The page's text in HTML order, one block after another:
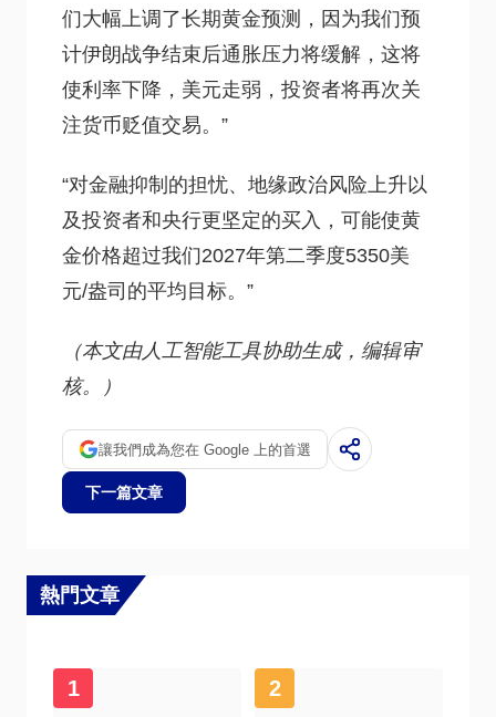
们大幅上调了长期黄金预测，因为我们预
计伊朗战争结束后通胀压力将缓解，这将
使利率下降，美元走弱，投资者将再次关
注货币贬值交易。”
“对金融抑制的担忧、地缘政治风险上升以
及投资者和央行更坚定的买入，可能使黄
金价格超过我们2027年第二季度5350美
元/盎司的平均目标。”
（本文由人工智能工具协助生成，编辑审
核。）
讓我們成為您在 Google 上的首選
下一篇文章
熱門文章
1 2